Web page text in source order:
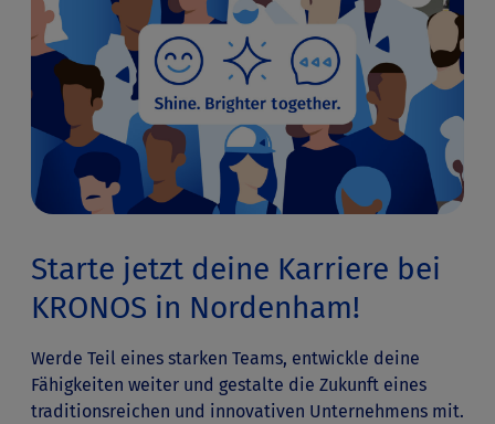
Starte jetzt deine Karriere bei
KRONOS in Nordenham!
Werde Teil eines starken Teams, entwickle deine
Fähigkeiten weiter und gestalte die Zukunft eines
traditionsreichen und innovativen Unternehmens mit.